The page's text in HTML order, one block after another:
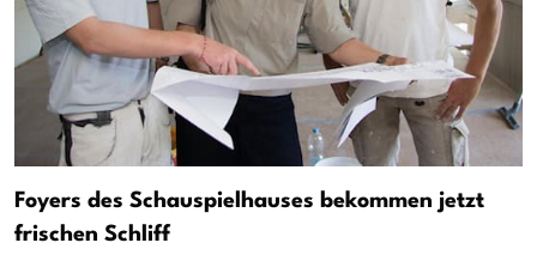
Foyers des Schauspielhauses bekommen jetzt
frischen Schliff